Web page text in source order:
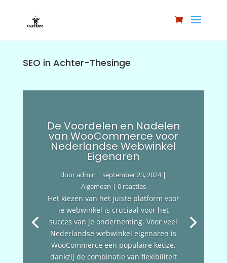
SEO in Achter-Thesinge
De Voordelen en Nadelen
van WooCommerce voor
Nederlandse Webwinkel
Eigenaren
dooradmin |september 23, 2024|
Algemeen | 0 reacties
Het kiezen van het juiste platform voor
je webwinkel is cruciaal voor het
succes van je onderneming. Voor veel
Nederlandse webwinkel eigenaren is
WooCommerce een populaire keuze,
dankzij de combinatie van flexibiliteit